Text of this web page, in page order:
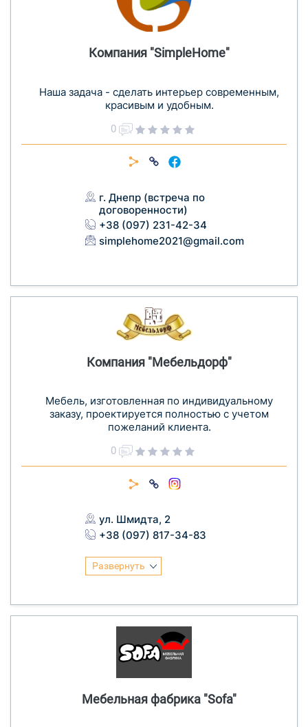
Компания "SimpleHome"
Наша задача - сделать интерьер современным,
красивым и удобным.
0
г. Днепр (встреча по
договоренности)
+38 (097) 231-42-34
simplehome2021@gmail.com
Компания "Мебельдорф"
Мебель, изготовленная по индивидуальному
заказу, проектируется полностью с учетом
пожеланий клиента.
0
ул. Шмидта, 2
+38 (097) 817-34-83
Развернуть
Мебельная фабрика "Sofa"